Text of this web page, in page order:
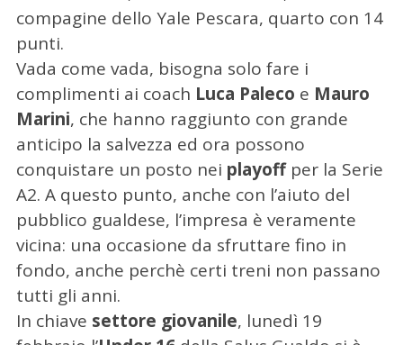
compagine dello Yale Pescara, quarto con 14
punti.
Vada come vada, bisogna solo fare i
complimenti ai coach Luca Paleco e Mauro
Marini, che hanno raggiunto con grande
anticipo la salvezza ed ora possono
conquistare un posto nei playoffper la Serie
A2. A questo punto, anche con l’aiuto del
pubblico gualdese, l’impresa è veramente
vicina: una occasione da sfruttare fino in
fondo, anche perchè certi treni non passano
tutti gli anni.
In chiave settore giovanile, lunedì 19